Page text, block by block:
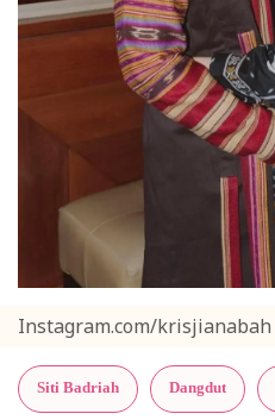
Instagram.com/krisjianabah
Siti Badriah Dangdut